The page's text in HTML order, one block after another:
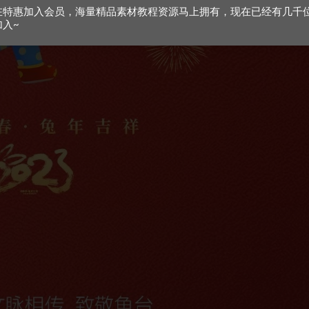
特惠加入会员，海量精品素材教程资源马上拥有，现在已经有几千
入~